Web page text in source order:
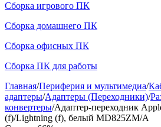
Сборка игрового ПК
Сборка домашнего ПК
Сборка офисных ПК
Сборка ПК для работы
Главная/Периферия и мультимедиа/
адаптеры/Адаптеры (Переходники)/
конвертеры/Адаптер-переходник
(f)/Lightning (f), белый MD825ZM/A